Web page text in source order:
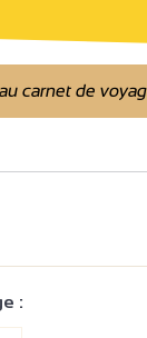
carnet de
: